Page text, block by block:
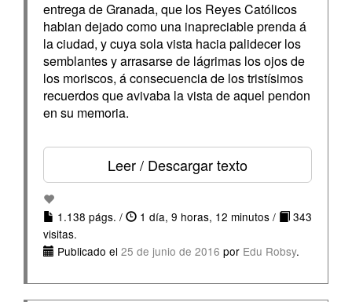
entrega de Granada, que los Reyes Católicos
habian dejado como una inapreciable prenda á
la ciudad, y cuya sola vista hacia palidecer los
semblantes y arrasarse de lágrimas los ojos de
los moriscos, á consecuencia de los tristísimos
recuerdos que avivaba la vista de aquel pendon
en su memoria.
Leer / Descargar texto
1.138 págs. / 1 día, 9 horas, 12 minutos /
343
visitas.
Publicado el 25 de junio de 2016 por Edu Robsy.